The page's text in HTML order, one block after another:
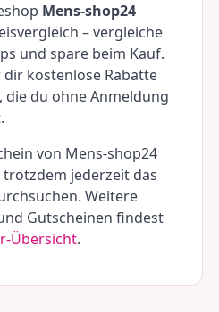
Mens-shop24
– vergleiche
und spare beim Kauf.
kostenlose Rabatte
die du ohne Anmeldung
von Mens-shop24
jederzeit das
Weitere
Gutscheinen findest
Übersicht.